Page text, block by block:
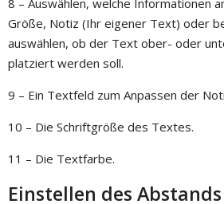
Größe, Notiz (Ihr eigener Text) oder
auswählen, ob der Text ober- oder
platziert werden soll.
9 – Ein Textfeld zum Anpassen der
10 – Die Schriftgröße des Textes.
11 – Die Textfarbe.
Einstellen des